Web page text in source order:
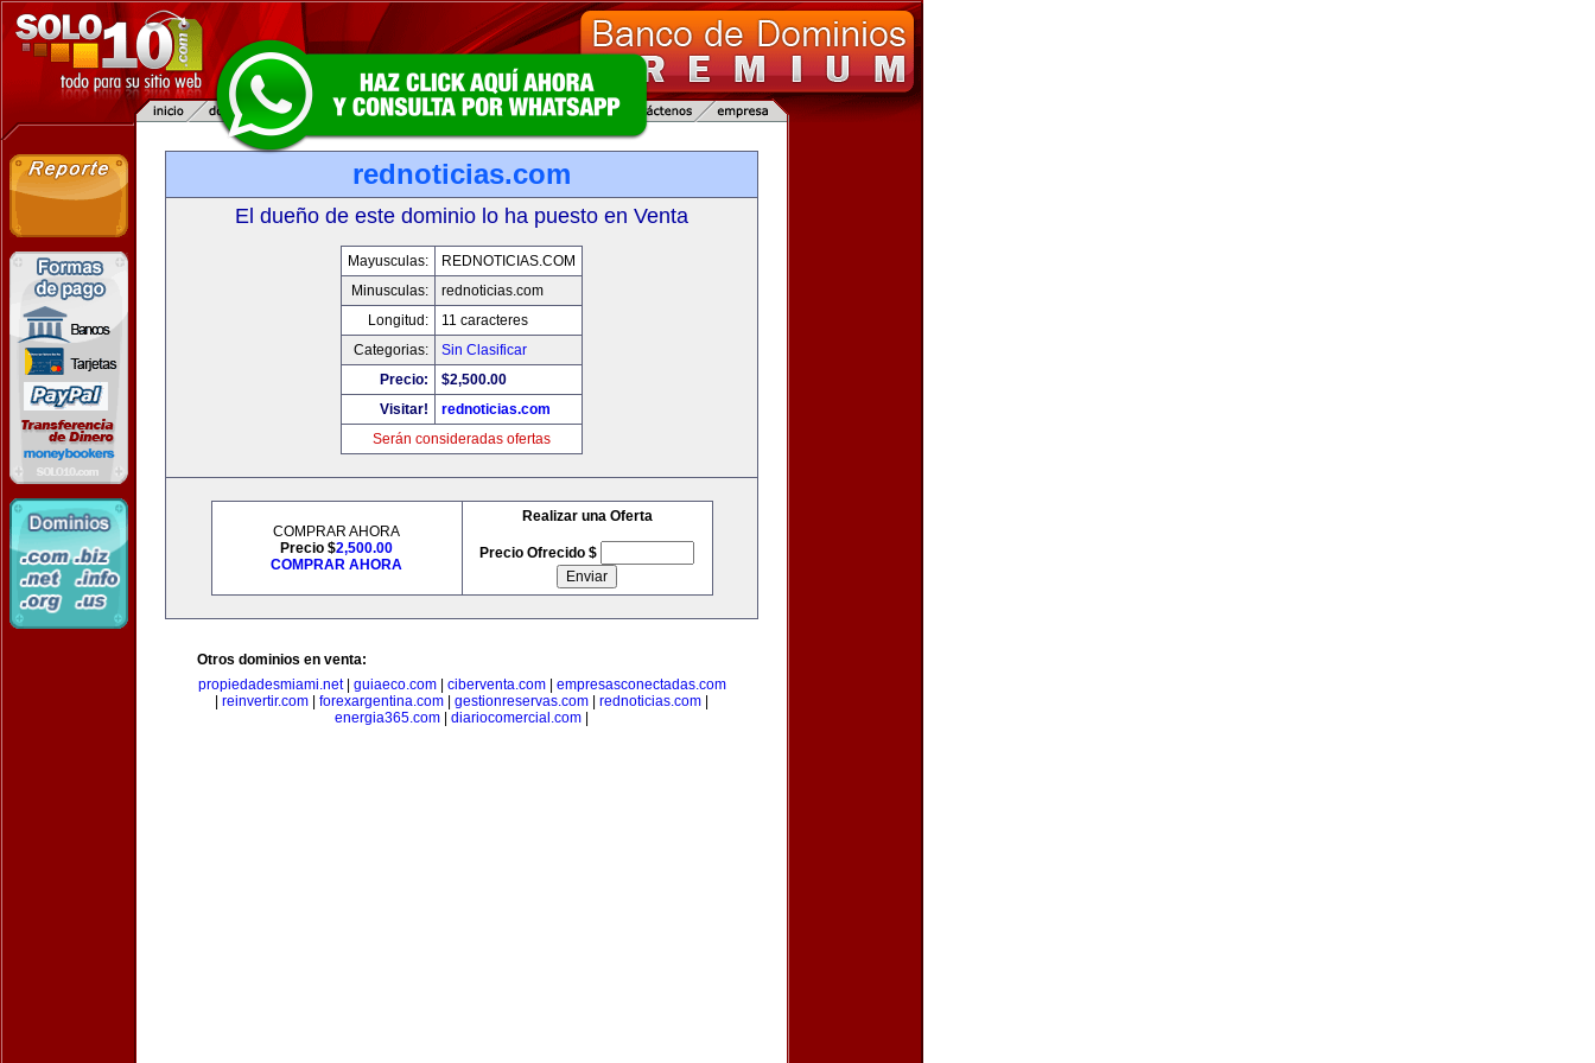
rednoticias.com
El dueño de este dominio lo ha puesto en Venta
Mayusculas:
REDNOTICIAS.COM
Minusculas:
rednoticias.com
Longitud:
11 caracteres
Categorias:
Sin Clasificar
Precio:
$2,500.00
Visitar!
rednoticias.com
Serán consideradas ofertas
COMPRAR AHORA
Precio $2,500.00
COMPRAR AHORA
Realizar una Oferta
Precio Ofrecido $
Otros dominios en venta:
propiedadesmiami.net| guiaeco.com| ciberventa.com| empresasconectadas.com
reinvertir.com forexargentina.com gestionreservas.com rednoticias.com
energia365.com
diariocomercial.com